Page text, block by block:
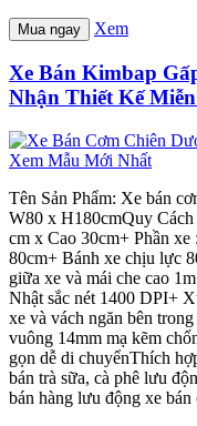
Mua ngay Xem
Xe Bán Kimbap
Nhận Thiết Kế
Tên Sản Phẩm: Xe bán
W80 x H180cmQuy
cm x Cao 30cm+ Phần
80cm+ Bánh xe chịu lực
giữa xe và mái che cao
Nhật sắc nét 1400 DPI+
xe và vách ngăn bên
vuông 14mm mạ kẽm
gọn dễ di chuyểnThích
bán trà sữa, cà phê lưu
bán hàng lưu động xe bán